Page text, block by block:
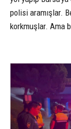
polisi aramışlar.
korkmuşlar. Ama